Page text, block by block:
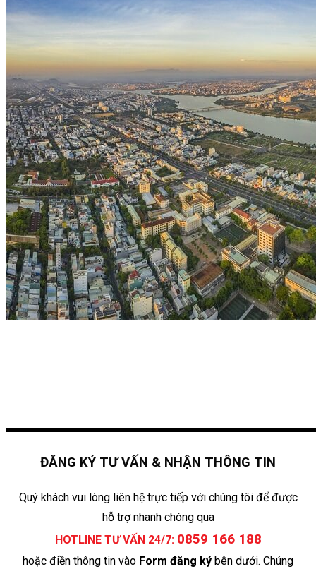
ĐĂNG KÝ TƯ VẤN & NHẬN THÔNG TIN
Quý khách vui lòng liên hệ trực tiếp với chúng tôi để được
hỗ trợ nhanh chóng qua
HOTLINE TƯ VẤN 24/7: 0859 166 188
hoặc điền thông tin vào Form đăng ký bên dưới. Chúng